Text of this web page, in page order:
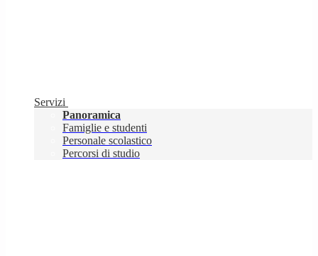
Servizi
Panoramica
Famiglie e studenti
Personale scolastico
Percorsi di studio